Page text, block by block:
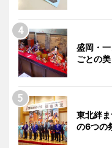
盛岡・
ごとの
東北絆
の6つの